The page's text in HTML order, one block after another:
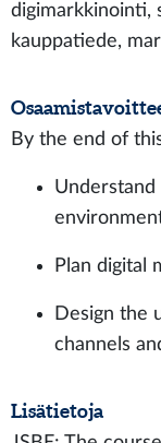
digimarkkinointi,
kauppatiede,
By the end of
Understand
Plan digital
Design the
channels
Lisätietoja